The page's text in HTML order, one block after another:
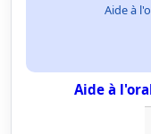
Aide à
Aide à